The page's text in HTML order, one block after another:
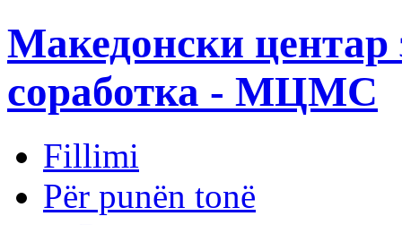
Македонски центар
соработка - МЦМС
Fillimi
Për punën tonë